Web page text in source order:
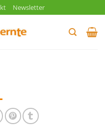
Newsletter